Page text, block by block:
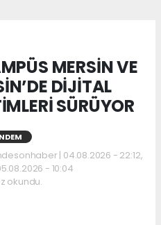
MERSİN VE
DİJİTAL
SÜRÜYOR
| 04.08.2026 - 22:12,
- 10:04
okundu.